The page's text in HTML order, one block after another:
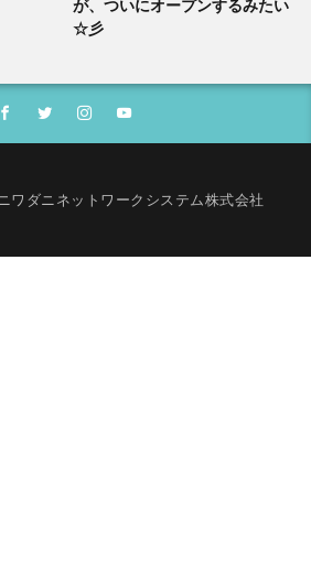
が、ついにオープンするみたい
☆彡
ダニネットワークシステム株式会社